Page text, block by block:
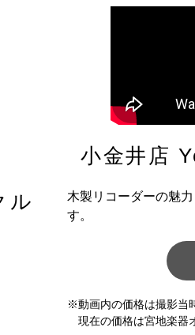
ル
小金井店
木製リコーダーの魅
す。
※動画内の価格は撮影当
現在の価格は宮地楽器